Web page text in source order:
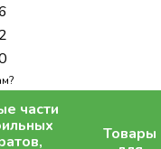
части
Товары